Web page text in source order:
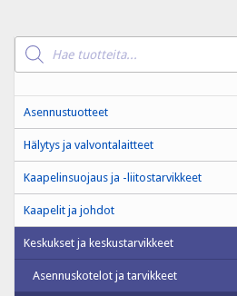
Products
search
Asennustuotteet
Hälytys ja valvontalaitteet
Kaapelinsuojaus ja -liitostarvikkeet
Kaapelit ja johdot
Keskukset ja keskustarvikkeet
Asennuskotelot ja tarvikkeet